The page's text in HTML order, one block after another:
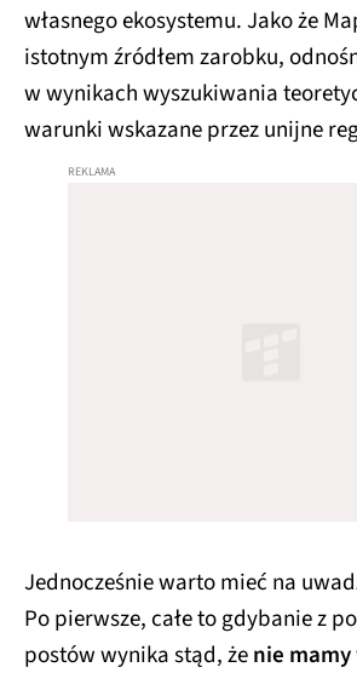
własnego ekosystemu. Jako że
istotnym źródłem zarobku,
w wynikach wyszukiwania
warunki wskazane przez unijne
Jednocześnie warto mieć na
Po pierwsze, całe to gdybanie z
postów wynika stąd, żenie